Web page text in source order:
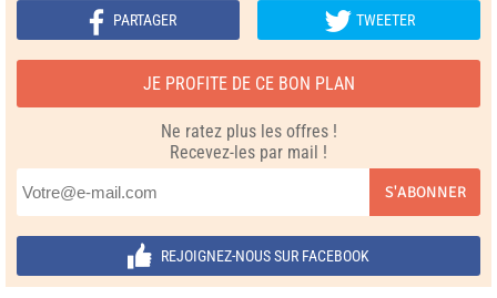
PARTAGER TWEETER
JE PROFITE DE CE BON PLAN
Ne ratez plus les offres !
Recevez-les par mail !
S'ABONNER
REJOIGNEZ-NOUS SUR FACEBOOK